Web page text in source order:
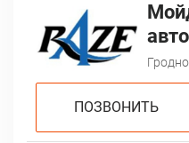
ПОЗВОНИТЬ